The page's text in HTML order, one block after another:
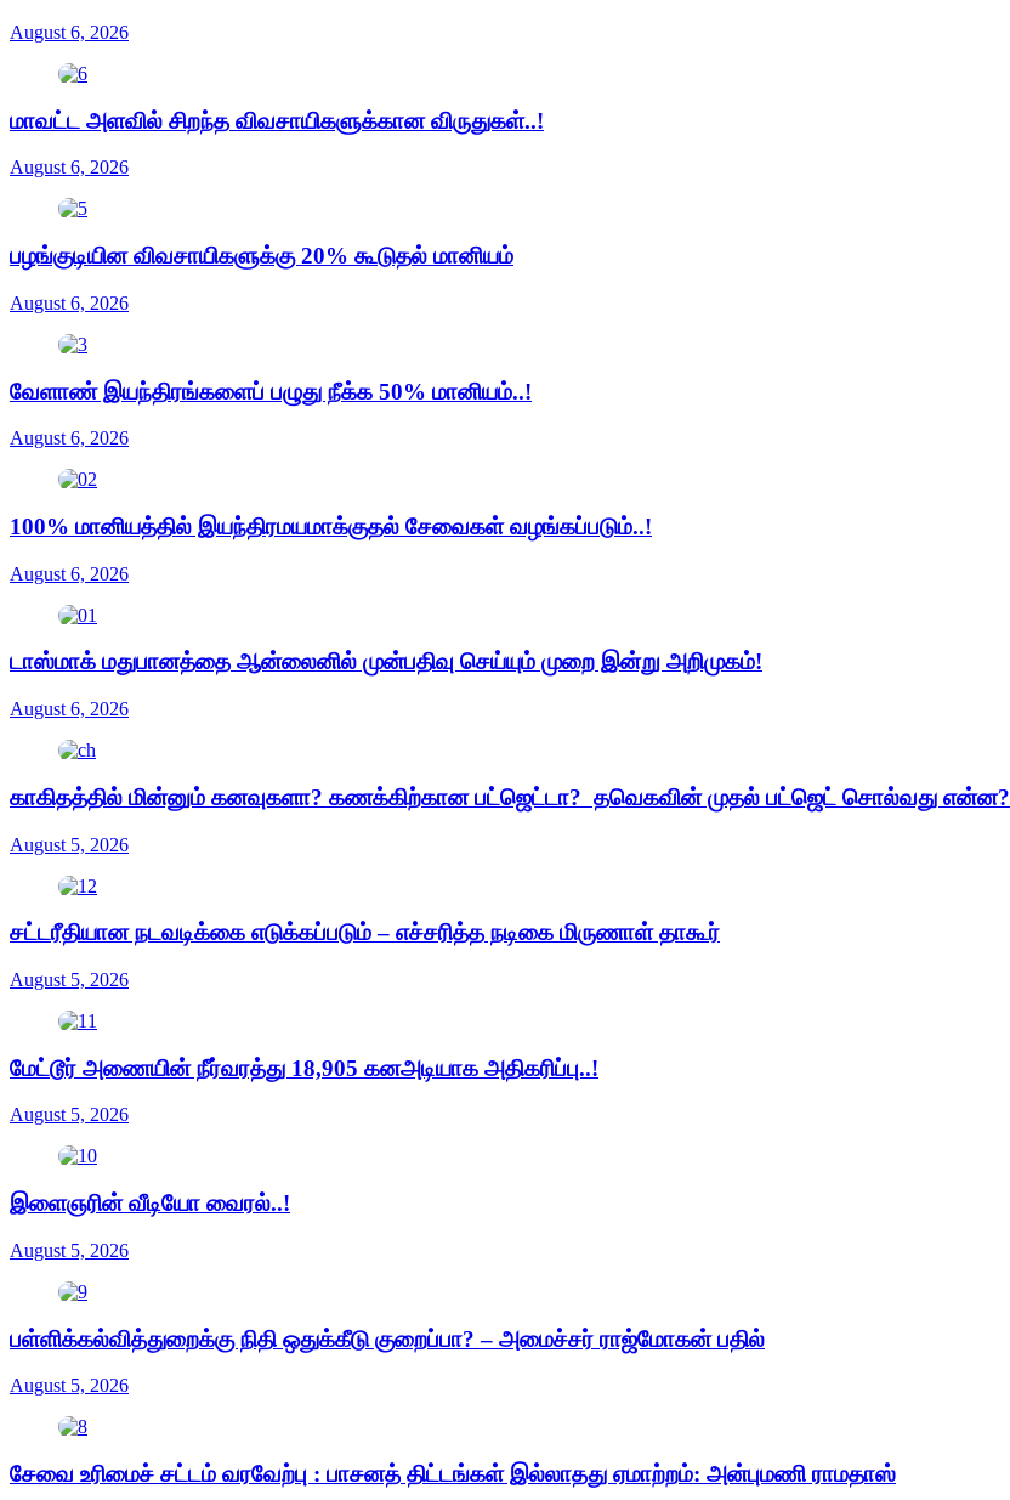
August 6, 2026
மாவட்ட அளவில் சிறந்த விவசாயிகளுக்கான விருதுகள்..!
August 6, 2026
பழங்குடியின விவசாயிகளுக்கு 20% கூடுதல் மானியம்
August 6, 2026
வேளாண் இயந்திரங்களைப் பழுது நீக்க 50% மானியம்..!
August 6, 2026
100% மானியத்தில் இயந்திரமயமாக்குதல் சேவைகள் வழங்கப்படும்..!
August 6, 2026
டாஸ்மாக் மதுபானத்தை ஆன்லைனில் முன்பதிவு செய்யும் முறை இன்று அறிமுகம்!
August 6, 2026
காகிதத்தில் மின்னும் கனவுகளா? கணக்கிற்கான பட்ஜெட்டா? தவெகவின் முதல் பட்ஜெட் சொல்வது என்ன?
August 5, 2026
சட்டரீதியான நடவடிக்கை எடுக்கப்படும் – எச்சரித்த நடிகை மிருணாள் தாகூர்
August 5, 2026
மேட்டூர் அணையின் நீர்வரத்து 18,905 கனஅடியாக அதிகரிப்பு..!
August 5, 2026
இளைஞரின் வீடியோ வைரல்..!
August 5, 2026
பள்ளிக்கல்வித்துறைக்கு நிதி ஒதுக்கீடு குறைப்பா? – அமைச்சர் ராஜ்மோகன் பதில்
August 5, 2026
சேவை உரிமைச் சட்டம் வரவேற்பு : பாசனத் திட்டங்கள் இல்லாதது ஏமாற்றம்: அன்புமணி ராமதாஸ்